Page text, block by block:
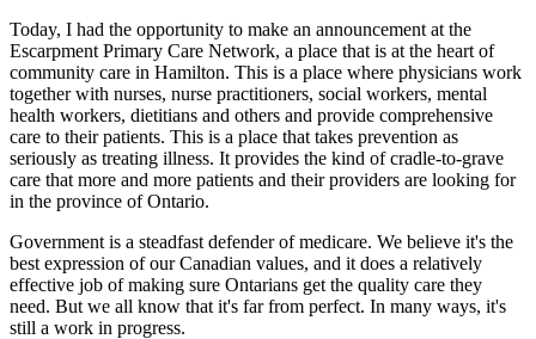
Today, I had the opportunity to make an announcement at the
Escarpment Primary Care Network, a place that is at the heart of
community care in Hamilton. This is a place where physicians work
together with nurses, nurse practitioners, social workers, mental
health workers, dietitians and others and provide comprehensive
care to their patients. This is a place that takes prevention as
seriously as treating illness. It provides the kind of cradle-to-grave
care that more and more patients and their providers are looking for
in the province of Ontario.
Government is a steadfast defender of medicare. We believe it's the
best expression of our Canadian values, and it does a relatively
effective job of making sure Ontarians get the quality care they
need. But we all know that it's far from perfect. In many ways, it's
still a work in progress.